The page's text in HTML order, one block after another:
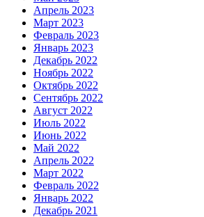
Апрель 2023
Март 2023
Февраль 2023
Январь 2023
Декабрь 2022
Ноябрь 2022
Октябрь 2022
Сентябрь 2022
Август 2022
Июль 2022
Июнь 2022
Май 2022
Апрель 2022
Март 2022
Февраль 2022
Январь 2022
Декабрь 2021